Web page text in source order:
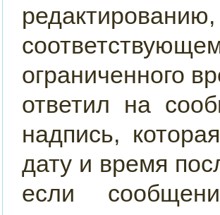
ограниченного
ответил на
надпись,
дату и время
если